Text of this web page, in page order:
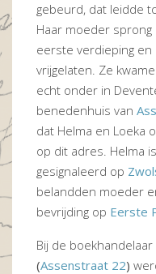
gebeurd, dat leidde
Haar moeder
eerste verdieping en
vrijgelaten. Ze
echt onder in
benedenhuis van
dat Helma en Loeka
op dit adres. Helma
gesignaleerd op
belandden moeder
bevrijding op Eerste
Bij de
(Assenstraat 22)